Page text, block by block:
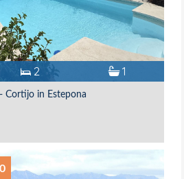
2 1
Cortijo in Estepona